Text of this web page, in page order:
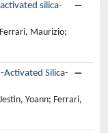
silica-
Maurizio;
Activated Silica-
Yoann; Ferrari,